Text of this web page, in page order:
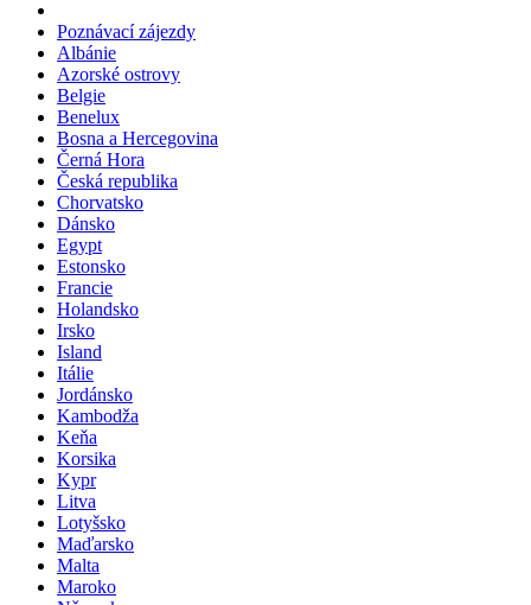
Poznávací zájezdy
Albánie
Azorské ostrovy
Belgie
Benelux
Bosna a Hercegovina
Černá Hora
Česká republika
Chorvatsko
Dánsko
Egypt
Estonsko
Francie
Holandsko
Irsko
Island
Itálie
Jordánsko
Kambodža
Keňa
Korsika
Kypr
Litva
Lotyšsko
Maďarsko
Malta
Maroko